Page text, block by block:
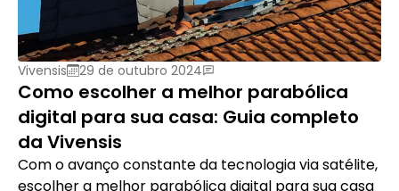
Vivensis 29 de outubro 2024
Como escolher a melhor parabólica
digital para sua casa: Guia completo
da Vivensis
Com o avanço constante da tecnologia via satélite,
escolher a melhor parabólica digital para sua casa